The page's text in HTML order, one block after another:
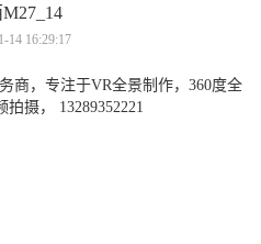
14 16:29:17
商，专注于VR全景制作，360度全
摄， 13289352221